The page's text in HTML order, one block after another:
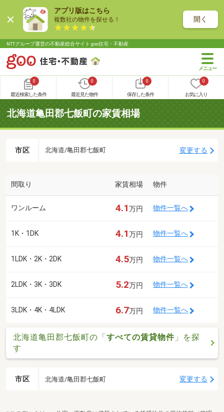
アプリ版はこちら
複数社の物件を探せる！ 開く
NTTグループ運営の不動産総合サイト goo住宅・不動産
0
最近検索した条件
0
最近見た物件
0
保存した条件
0
お気に入り
北海道亀田郡七飯町の家賃相場
市区 北海道/亀田郡七飯町 変更する
間取り 家賃相場 物件
ワンルーム 4.1万円 物件一覧へ
1K・1DK 4.1万円 物件一覧へ
1LDK・2K・2DK 4.5万円 物件一覧へ
2LDK・3K・3DK 5.2万円 物件一覧へ
3LDK・4K・4LDK 6.7万円 物件一覧へ
北海道亀田郡七飯町の「すべての賃貸物件 」を探
す
市区 北海道/亀田郡七飯町 変更する